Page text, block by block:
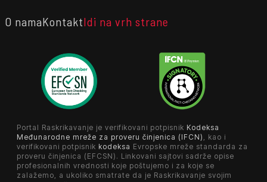
O namaKontaktIdi na vrh strane
Portal Raskrikavanje je verifikovani potpisnik Kodeksa
Međunarodne mreže za proveru činjenica (IFCN)
, kao i
verifikovani potpisnik kodeksa Evropske mreže standarda za
proveru činjenica (EFCSN). Linkovani sajtovi sadrže opise
profesionalnih vrednosti koje poštujemo i za koje se
zalažemo, a ukoliko smatrate da je Raskrikavanje svojim